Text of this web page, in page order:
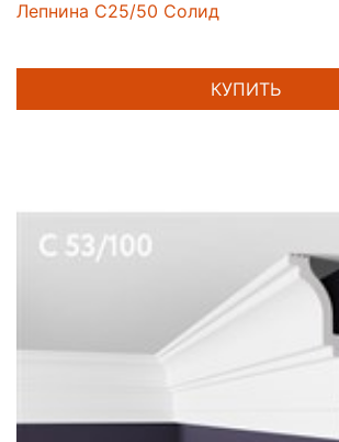
Лепнина C25/50 Солид
КУПИТЬ